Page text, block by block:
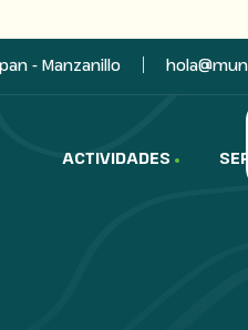
- Manzanillo
ACTIVIDADES